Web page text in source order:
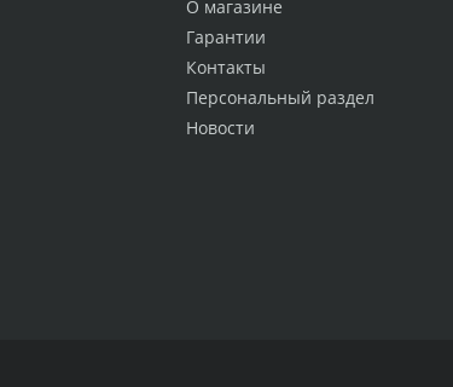
О магазине
Гарантии
Контакты
Персональный раздел
Новости